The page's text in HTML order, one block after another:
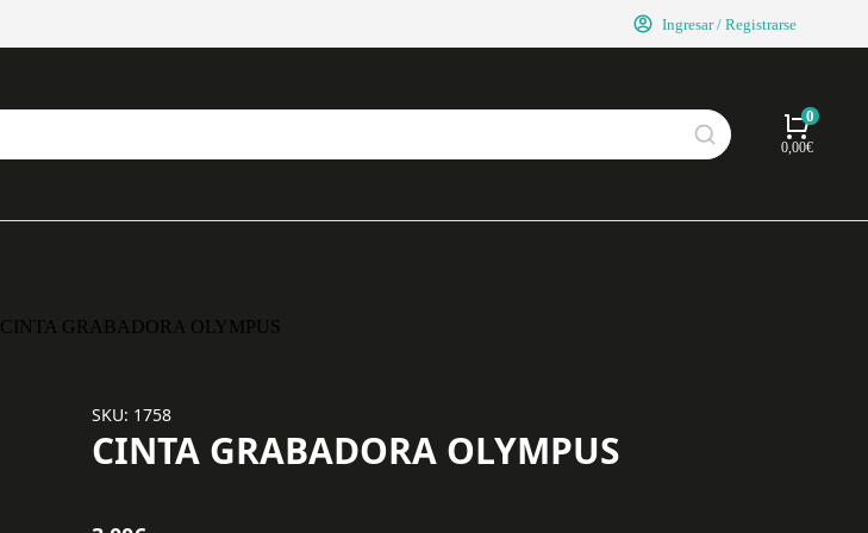
Ingresar / Registrarse
0,00€
CINTA GRABADORA OLYMPUS
SKU: 1758
CINTA GRABADORA OLYMPUS